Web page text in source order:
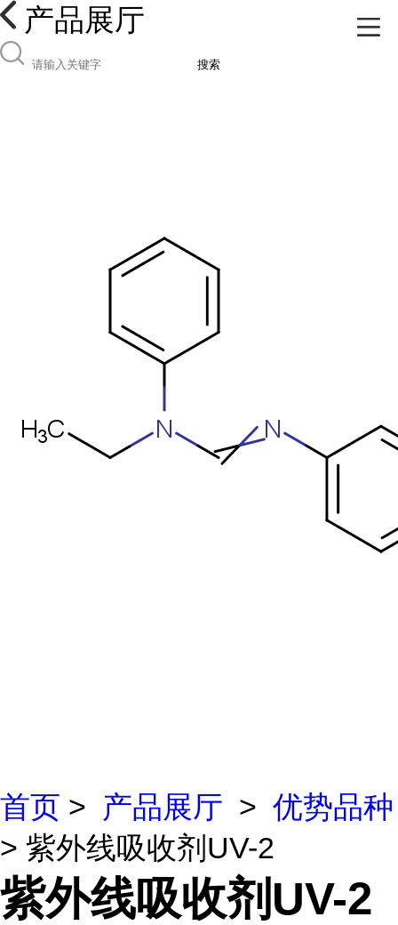
产品展厅
搜索
首页 > 产品展厅 > 优势品种
> 紫外线吸收剂UV-2
紫外线吸收剂UV-2